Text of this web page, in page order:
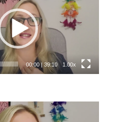
00:00|39:10 1.00x